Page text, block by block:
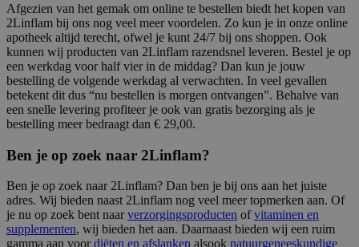
Afgezien van het gemak om online te bestellen biedt het kopen van
2Linflam bij ons nog veel meer voordelen. Zo kun je in onze online
apotheek altijd terecht, ofwel je kunt 24/7 bij ons shoppen. Ook
kunnen wij producten van 2Linflam razendsnel leveren. Bestel je op
een werkdag voor half vier in de middag? Dan kun je jouw
bestelling de volgende werkdag al verwachten. In veel gevallen
betekent dit dus “nu bestellen is morgen ontvangen”. Behalve van
een snelle levering profiteer je ook van gratis bezorging als je
bestelling meer bedraagt dan € 29,00.
Ben je op zoek naar 2Linflam?
Ben je op zoek naar 2Linflam? Dan ben je bij ons aan het juiste
adres. Wij bieden naast 2Linflam nog veel meer topmerken aan. Of
je nu op zoek bent naarverzorgingsproducten ofvitaminen en
supplementen, wij bieden het aan. Daarnaast bieden wij een ruim
gamma aan voordiëten en afslanken alsook natuurgeneeskundige